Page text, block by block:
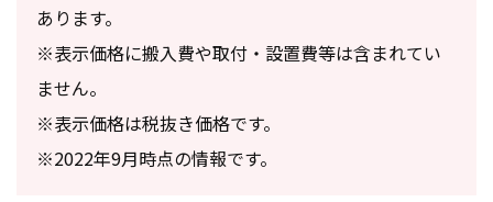
あります。
※表示価格に搬入費や取付・設置費等は含まれてい
ません。
※表示価格は税抜き価格です。
※2022年9月時点の情報です。